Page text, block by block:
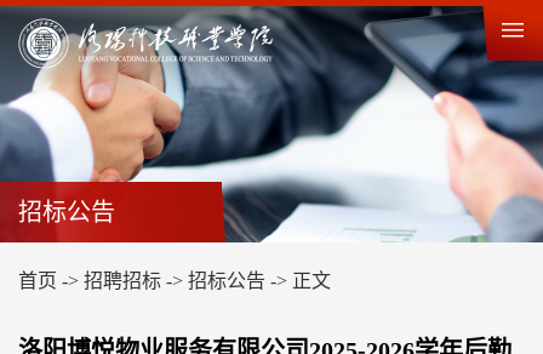
招标公告
首页 -> 招聘招标 -> 招标公告 -> 正文